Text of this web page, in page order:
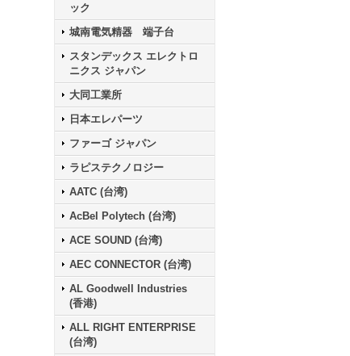
ック
城南電気精器 端子台
スタンデックス エレクトロ
ニクス ジャパン
大同工業所
日本エレパーツ
ファーゴ ジャパン
ラピステクノロジー
AATC (台湾)
AcBel Polytech (台湾)
ACE SOUND (台湾)
AEC CONNECTOR (台湾)
AL Goodwell Industries
(香港)
ALL RIGHT ENTERPRISE
(台湾)